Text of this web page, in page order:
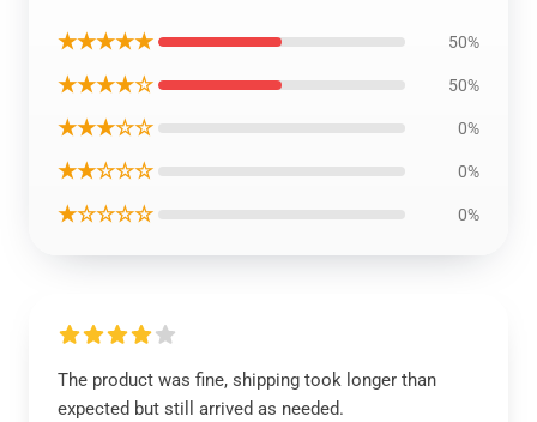
★★★★★ 50%
★★★★☆ 50%
★★★☆☆ 0%
★★☆☆☆ 0%
★☆☆☆☆ 0%
The product was fine, shipping took longer than
expected but still arrived as needed.